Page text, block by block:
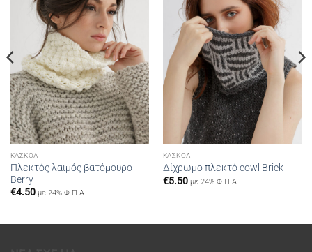
ΚΑΣΚΌΛ
Πλεκτός λαιμός βατόμουρο
Berry
€4.50 με 24% Φ.Π.Α.
ΚΑΣΚΌΛ
Δίχρωμο πλεκτό cowl Brick
€5.50 με 24% Φ.Π.Α.